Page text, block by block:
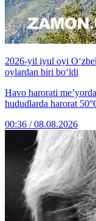
2026-yil iyul oyi
oylardan biri bo‘ldi
Havo harorati
hududlarda harorat
00:36 / 08.08.2026